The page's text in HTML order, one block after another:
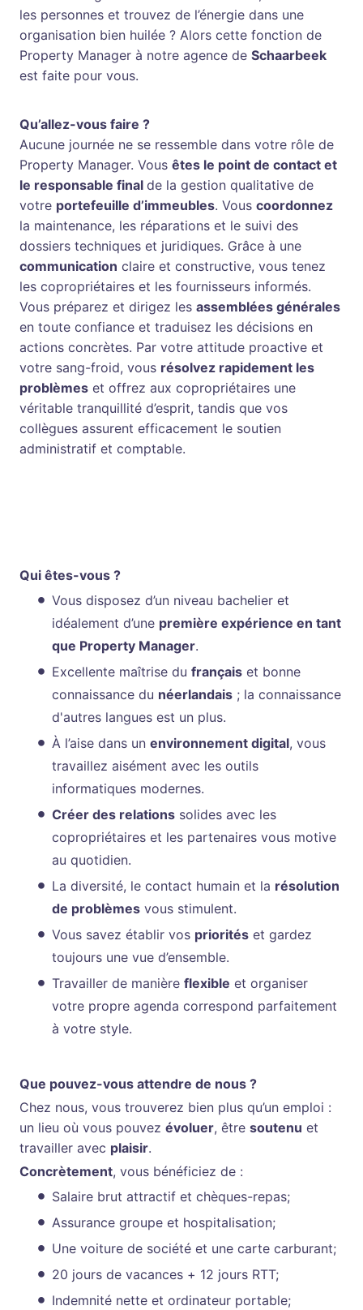
les personnes et trouvez de l’énergie dans une
organisation bien huilée ? Alors cette fonction de
Property Manager à notre agence de Schaarbeek
est faite pour vous.
Qu’allez-vous faire ?
Aucune journée ne se ressemble dans votre rôle de
Property Manager. Vous êtes le point de contact et
le responsable final de la gestion qualitative de
votre portefeuille d’immeubles. Vous coordonnez
la maintenance, les réparations et le suivi des
dossiers techniques et juridiques. Grâce à une
communication claire et constructive, vous tenez
les copropriétaires et les fournisseurs informés.
Vous préparez et dirigez les assemblées générales
en toute confiance et traduisez les décisions en
actions concrètes. Par votre attitude proactive et
votre sang-froid, vous résolvez rapidement les
problèmes et offrez aux copropriétaires une
véritable tranquillité d’esprit, tandis que vos
collègues assurent efficacement le soutien
administratif et comptable.
Qui êtes-vous ?
Vous disposez d’un niveau bachelier et
idéalement d’une première expérience en tant
que Property Manager.
Excellente maîtrise du français et bonne
connaissance du néerlandais ; la connaissance
d'autres langues est un plus.
À l’aise dans un environnement digital, vous
travaillez aisément avec les outils
informatiques modernes.
Créer des relations solides avec les
copropriétaires et les partenaires vous motive
au quotidien.
La diversité, le contact humain et la résolution
de problèmes vous stimulent.
Vous savez établir vos priorités et gardez
toujours une vue d’ensemble.
Travailler de manière flexible et organiser
votre propre agenda correspond parfaitement
à votre style.
Que pouvez-vous attendre de nous ?
Chez nous, vous trouverez bien plus qu’un emploi :
un lieu où vous pouvez évoluer, être soutenu et
travailler avec plaisir.
Concrètement, vous bénéficiez de :
Salaire brut attractif et chèques-repas;
Assurance groupe et hospitalisation;
Une voiture de société et une carte carburant;
20 jours de vacances + 12 jours RTT;
Indemnité nette et ordinateur portable;